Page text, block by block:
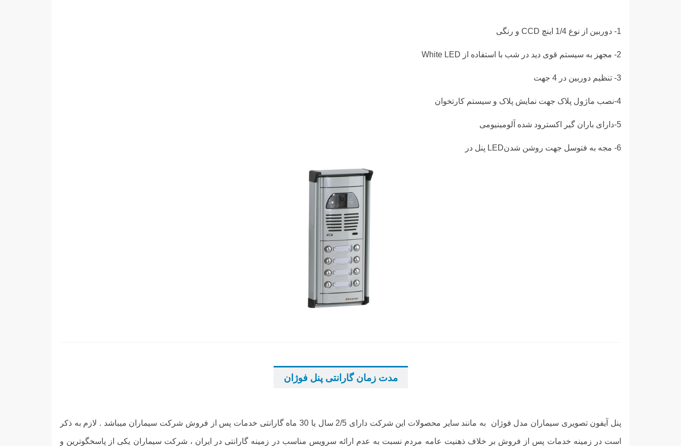
1- دوربین از نوع 1/4 اینچ CCD و رنگی
2- مجهز به سیستم قوی دید در شب با استفاده از White LED
3- تنظیم دوربین در 4 جهت
4-نصب ماژول پلاک جهت نمایش پلاک و سیستم کارتخوان
5-دارای باران گیر اکسترود شده آلومینیومی
6- مجه به فتوسل جهت روشن شدنLED پنل در
مدت زمان گارانتی پنل فوژان
پنل آیفون تصویری سیماران مدل فوژان به مانند سایر محصولات این شرکت دارای 2/5 سال یا 30 ماه گارانتی خدمات پس از فروش شرکت سیماران میباشد . لازم به ذکر
است در زمینه خدمات پس از فروش بر خلاف ذهنیت عامه مردم نسبت به عدم ارائه سرویس مناسب در زمینه گارانتی در ایران ، شرکت سیماران یکی از پاسخگوترین و